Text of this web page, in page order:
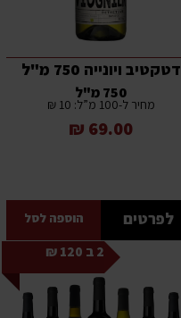
דטקטיב ויונייה 750 מ"ל
750 מ"ל
מחיר ל-100 מ”ל: 10 ₪
69.00 ₪
לפרטים הוספה לסל
2 ב 120 ₪